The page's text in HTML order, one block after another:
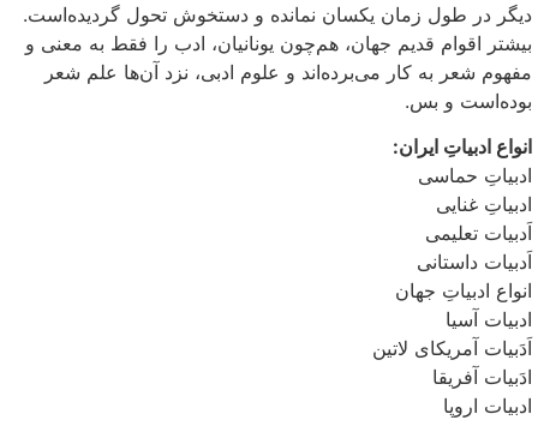
دیگر در طول زمان یکسان نمانده و دستخوش تحول گردیده‌است.
بیشتر اقوام قدیم جهان، هم‌چون یونانیان، ادب را فقط به معنی و
مفهوم شعر به کار می‌برده‌اند و علوم ادبی، نزد آن‌ها علم شعر
بوده‌است و بس.
انواع ادبیاتِ ایران:
ادبیاتِ حماسی
ادبیاتِ غنایی
اَدبیات تعلیمی
اَدبیات داستانی
انواع ادبیاتِ جهان
ادبیات آسیا
اَدَبیات آمریکای لاتین
ادَبیات آفریقا
ادبیات اروپا